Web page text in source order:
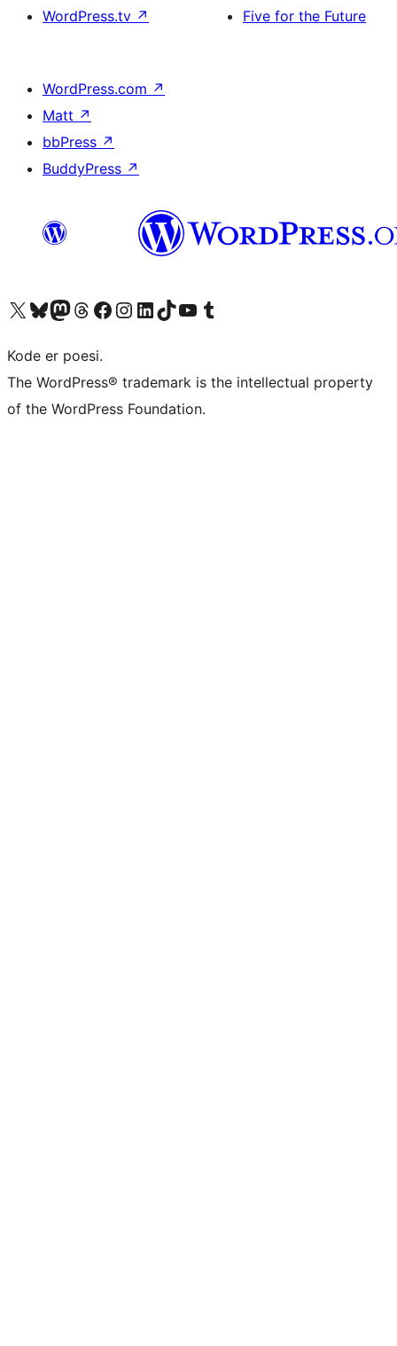
WordPress.tv ↗
Five for the Future
WordPress.com ↗
Matt ↗
bbPress ↗
BuddyPress ↗
Visit our X (formerly Twitter) account
Visit our Bluesky account
Visit our Mastodon account
Visit our Threads account
Visit our Facebook page
Visit our Instagram account
Visit our LinkedIn account
Visit our TikTok account
Visit our YouTube channel
Visit our Tumblr account
Kode er poesi.
The WordPress® trademark is the intellectual property
of the WordPress Foundation.